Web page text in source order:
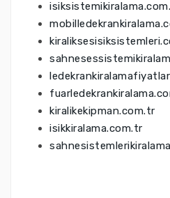
kiralikekipman.com.tr
isikkiralama.com.tr